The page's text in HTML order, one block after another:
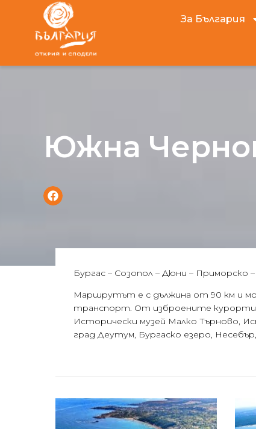
За България
Южна
Бургас – Созопол – Дюни –
Маршрутът е с дължина от 90 км и
транспорт. От изброените курорти
Исторически музей Малко Търново,
град Деутум, Бургаско езеро,